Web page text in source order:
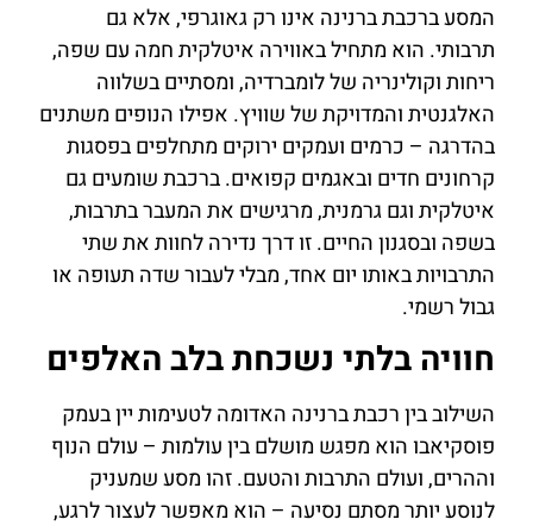
המסע ברכבת ברנינה אינו רק גאוגרפי, אלא גם
תרבותי. הוא מתחיל באווירה איטלקית חמה עם שפה,
ריחות וקולינריה של לומברדיה, ומסתיים בשלווה
האלגנטית והמדויקת של שוויץ. אפילו הנופים משתנים
בהדרגה – כרמים ועמקים ירוקים מתחלפים בפסגות
קרחונים חדים ובאגמים קפואים. ברכבת שומעים גם
איטלקית וגם גרמנית, מרגישים את המעבר בתרבות,
בשפה ובסגנון החיים. זו דרך נדירה לחוות את שתי
התרבויות באותו יום אחד, מבלי לעבור שדה תעופה או
גבול רשמי.
חוויה בלתי נשכחת בלב האלפים
השילוב בין רכבת ברנינה האדומה לטעימות יין בעמק
פוסקיאבו הוא מפגש מושלם בין עולמות – עולם הנוף
וההרים, ועולם התרבות והטעם. זהו מסע שמעניק
לנוסע יותר מסתם נסיעה – הוא מאפשר לעצור לרגע,